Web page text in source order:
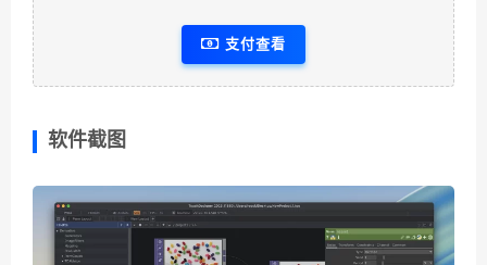
支付查看
软件截图